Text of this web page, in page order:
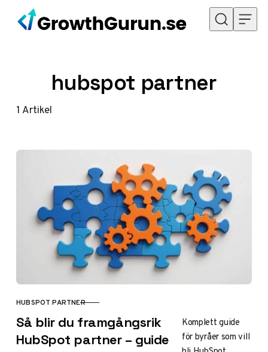
Hoppa till innehåll
hubspot partner
1 Artikel
KATEGORI
HUBSPOT PARTNER
Så blir du framgångsrik
HubSpot partner – guide
Komplett guide
för byråer som vill